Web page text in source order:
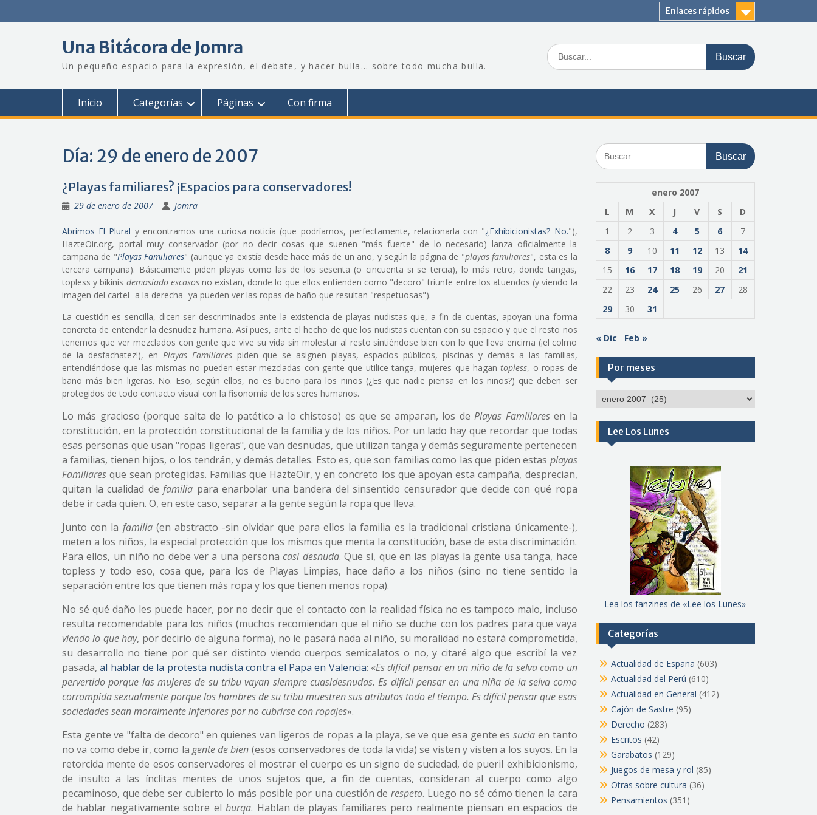
Enlaces rápidos
Una Bitácora de Jomra
Un pequeño espacio para la expresión, el debate, y hacer bulla… sobre todo mucha bulla.
Buscar:
Inicio Categorías Páginas Con firma
Día: 29 de enero de 2007
¿Playas familiares? ¡Espacios para conservadores!
29 de enero de 2007 Jomra
Abrimos El Plural y encontramos una curiosa noticia (que podríamos, perfectamente, relacionarla con "¿Exhibicionistas? No."),
HazteOir.org, portal muy conservador (por no decir cosas que suenen "más fuerte" de lo necesario) lanza oficialmente la
campaña de "Playas Familiares" (aunque ya existía desde hace más de un año, y según la página de "playas familiares", esta es la
tercera campaña). Básicamente piden playas como las de los sesenta (o cincuenta si se tercia), lo más retro, donde tangas,
topless y bikinis demasiado escasosno existan, donde lo que ellos entienden como "decoro" triunfe entre los atuendos (y viendo la
imagen del cartel -a la derecha- ya pueden ver las ropas de baño que resultan "respetuosas").
La cuestión es sencilla, dicen ser descriminados ante la existencia de playas nudistas que, a fin de cuentas, apoyan una forma
concreta de entender la desnudez humana. Así pues, ante el hecho de que los nudistas cuentan con su espacio y que el resto nos
tenemos que ver mezclados con gente que vive su vida sin molestar al resto sintiéndose bien con lo que lleva encima (¡el colmo
de la desfachatez!), en Playas Familiarespiden que se asignen playas, espacios públicos, piscinas y demás a las familias,
entendiéndose que las mismas no pueden estar mezcladas con gente que utilice tanga, mujeres que hagantopless, o ropas de
baño más bien ligeras. No. Eso, según ellos, no es bueno para los niños (¿Es que nadie piensa en los niños?) que deben ser
protegidos de todo contacto visual con la fisonomía de los seres humanos.
Lo más gracioso (porque salta de lo patético a lo chistoso) es que se amparan, los dePlayas Familiaresen la
constitución, en la protección constitucional de la familia y de los niños. Por un lado hay que recordar que todas
esas personas que usan "ropas ligeras", que van desnudas, que utilizan tanga y demás seguramente pertenecen
a familias, tienen hijos, o los tendrán, y demás detalles. Esto es, que son familias como las que piden estas playas
Familiares que sean protegidas. Familias que HazteOir, y en concreto los que apoyan esta campaña, desprecian,
quitan la cualidad defamilia para enarbolar una bandera del sinsentido censurador que decide con qué ropa
debe ir cada quien. O, en este caso, separar a la gente según la ropa que lleva.
Junto con la familia(en abstracto -sin olvidar que para ellos la familia es la tradicional cristiana únicamente-),
meten a los niños, la especial protección que los mismos que menta la constitución, base de esta discriminación.
Para ellos, un niño no debe ver a una personacasi desnuda. Que sí, que en las playas la gente usa tanga, hace
topless y todo eso, cosa que, para los de Playas Limpias, hace daño a los niños (sino no tiene sentido la
separación entre los que tienen más ropa y los que tienen menos ropa).
No sé qué daño les puede hacer, por no decir que el contacto con la realidad física no es tampoco malo, incluso
resulta recomendable para los niños (muchos recomiendan que el niño se duche con los padres para que vaya
viendo lo que hay, por decirlo de alguna forma), no le pasará nada al niño, su moralidad no estará comprometida,
su desarrollo no tiene por qué ser distinto viendo cuerpos semicalatos o no, y citaré algo que escribí la vez
pasada,al hablar de la protesta nudista contra el Papa en Valencia: «Es difícil pensar en un niño de la selva como un
pervertido porque las mujeres de su tribu vayan siempre cuasidesnudas. Es difícil pensar en una niña de la selva como
corrompida sexualmente porque los hombres de su tribu muestren sus atributos todo el tiempo. Es difícil pensar que esas
sociedades sean moralmente inferiores por no cubrirse con ropajes».
Esta gente ve "falta de decoro" en quienes van ligeros de ropas a la playa, se ve que esa gente essucia en tanto
no va como debe ir, como la gente de bien (esos conservadores de toda la vida) se visten y visten a los suyos. En la
retorcida mente de esos conservadores el mostrar el cuerpo es un signo de suciedad, de pueril exhibicionismo,
de insulto a las ínclitas mentes de unos sujetos que, a fin de cuentas, consideran al cuerpo como algo
pecaminoso, que debe ser cubierto lo más posible por una cuestión de respeto. Luego no sé cómo tienen la cara
de hablar negativamente sobre elburqa. Hablan de playas familiares pero realmente piensan en espacios de
Buscar:
enero 2007
L
M X J V S
D
1
2 3 4 5 6
7
8
9 10 11 12 13
14
15
16 17 18 19 20
21
22
23 24 25 26 27
28
29
30 31
« Dic Feb »
Por meses
Por
Lee Los Lunes
Lea los fanzines de «Lee los Lunes»
Categorías
Actualidad de España (603)
Actualidad del Perú (610)
Actualidad en General (412)
Cajón de Sastre (95)
Derecho (283)
Escritos (42)
Garabatos (129)
Juegos de mesa y rol (85)
Otras sobre cultura (36)
Pensamientos (351)